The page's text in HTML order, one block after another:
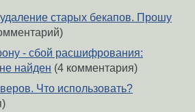
старых бекапов. Прошу
- сбой расшифрования:
найден (4 комментария)
Что использовать?